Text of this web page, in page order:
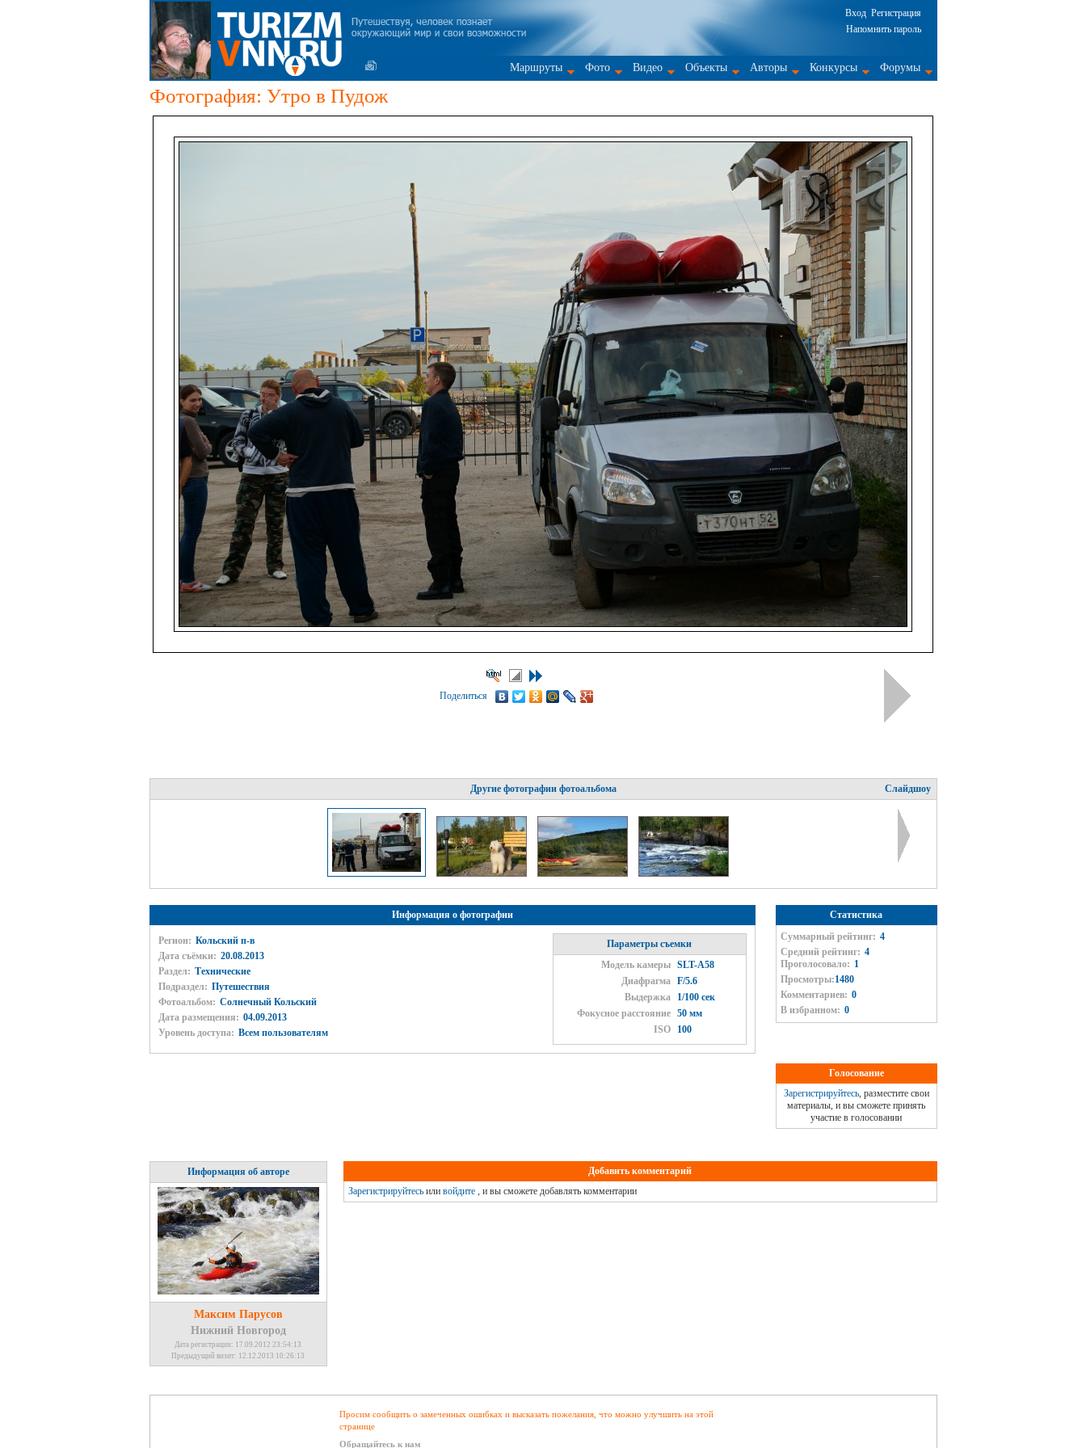
Вход Регистрация
Напомнить пароль
Маршруты Фото Видео Объекты Авторы Конкурсы Форумы
Фотография: Утро в Пудож
Поделиться
Другие фотографии фотоальбома Слайдшоу
Информация о фотографии
Регион: Кольский п-в
Дата съёмки: 20.08.2013
Раздел: Технические
Подраздел: Путешествия
Фотоальбом: Солнечный Кольский
Дата размещения: 04.09.2013
Уровень доступа: Всем пользователям
Параметры съемки
Модель камеры
SLT-A58
Диафрагма
F/5.6
Выдержка
1/100 сек
Фокусное расстояние
50 мм
ISO
100
Статистика
Суммарный рейтинг: 4
Средний рейтинг: 4
Проголосовало: 1
Просмотры:1480
Комментариев: 0
В избранном: 0
Голосование
Зарегистрируйтесь, разместите свои
материалы, и вы сможете принять
участие в голосовании
Информация об авторе
Максим Парусов
Нижний Новгород
Дата регистрации: 17.09.2012 23:54:13
Предыдущий визит: 12.12.2013 10:26:13
Добавить комментарий
Зарегистрируйтесьили войдите, и вы сможете добавлять комментарии
Просим сообщить о замеченных ошибках и высказать пожелания, что можно улучшить на этой
странице
Обращайтесь к нам